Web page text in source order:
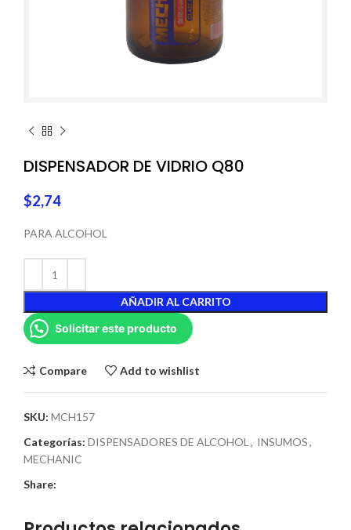
DISPENSADOR DE VIDRIO Q80
$2,74
PARA ALCOHOL
AÑADIR AL CARRITO
Solicitar este producto
Compare Add to wishlist
SKU: MCH157
Categorías: DISPENSADORES DE ALCOHOL , INSUMOS,
MECHANIC
Share: